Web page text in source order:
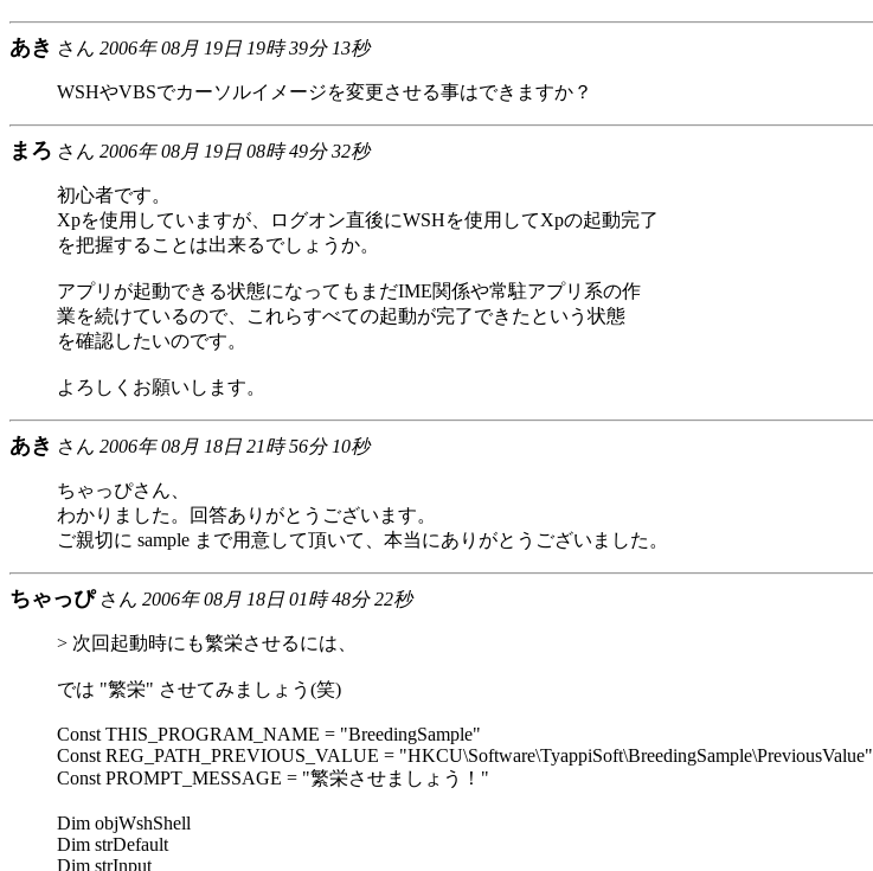
あき さん 2006年 08月 19日 19時 39分 13秒
WSHやVBSでカーソルイメージを変更させる事はできますか？
まろ さん 2006年 08月 19日 08時 49分 32秒
初心者です。
Xpを使用していますが、ログオン直後にWSHを使用してXpの起動完了
を把握することは出来るでしょうか。
アプリが起動できる状態になってもまだIME関係や常駐アプリ系の作
業を続けているので、これらすべての起動が完了できたという状態
を確認したいのです。
よろしくお願いします。
あき さん 2006年 08月 18日 21時 56分 10秒
ちゃっぴさん、
わかりました。回答ありがとうございます。
ご親切に sample まで用意して頂いて、本当にありがとうございました。
ちゃっぴさん 2006年 08月 18日 01時 48分 22秒
> 次回起動時にも繁栄させるには、
では "繁栄" させてみましょう(笑)
Const THIS_PROGRAM_NAME = "BreedingSample"
Const REG_PATH_PREVIOUS_VALUE = "HKCU\Software\TyappiSoft\BreedingSample\PreviousValue"
Const PROMPT_MESSAGE = "繁栄させましょう！"
Dim objWshShell
Dim strDefault
Dim strInput